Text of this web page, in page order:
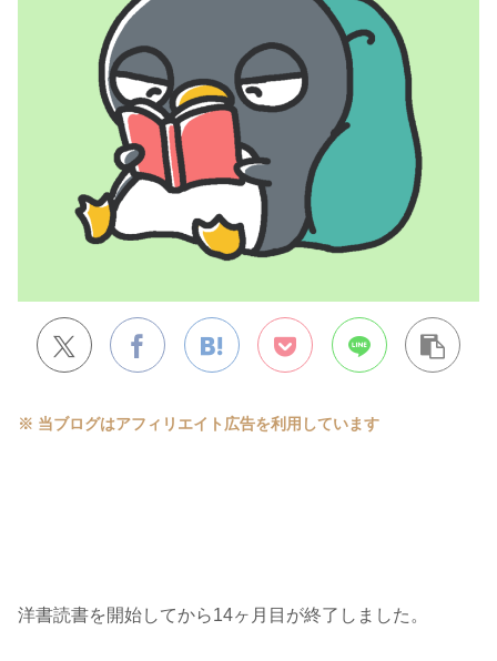
※ 当ブログはアフィリエイト広告を利用しています
洋書読書を開始してから14ヶ月目が終了しました。